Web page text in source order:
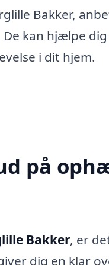
Bakker,
kan hjælpe
i dit hjem.
på
Bakker, er
dig en klar